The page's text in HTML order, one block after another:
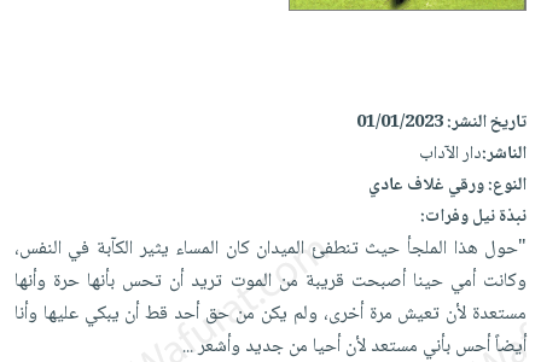
English
على
Android
تحميل
iKitab
على
Apple
على
Apple
جوائزالعناية
الشخصية
العناية
وتصفيف
الشعر
العناية
بالجسم
والسفرة
جديد
الكل
أواني
الطهي
أدوات
الخبز
متجر
الهدايا
أقسام
تاريخ النشر:01/01/2023
الناشر:دار الآداب
النوع:ورقي غلاف عادي
نبذة نيل وفرات:
"حول هذا الملجأ حيث تنطفئ الميدان كان المساء يثير الكآبة في النفس،
وكانت أمي حينا أصبحت قريبة من الموت تريد أن تحس بأنها حرة وأنها
مستعدة لأن تعيش مرة أخرى، ولم يكن من حق أحد قط أن يبكي عليها وأنا
أيضاً أحس بأني مستعد لأن أحيا من جديد وأشعر...